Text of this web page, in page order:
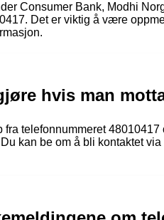
Consumer Bank, Modhi
Det er viktig å være
hvis man
fra telefonnummeret
kan be om å bli kontaktet